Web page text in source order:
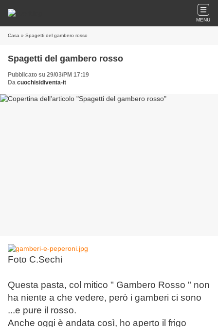
MENU
Casa » Spagetti del gambero rosso
Spagetti del gambero rosso
Pubblicato su 29/03/PM 17:19
Da cuochisidiventa-it
Foto C.Sechi
Questa pasta, col mitico " Gambero Rosso " non
ha niente a che vedere, però i gamberi ci sono
...e pure il rosso.
Anche oggi è andata così, ho aperto il frigo